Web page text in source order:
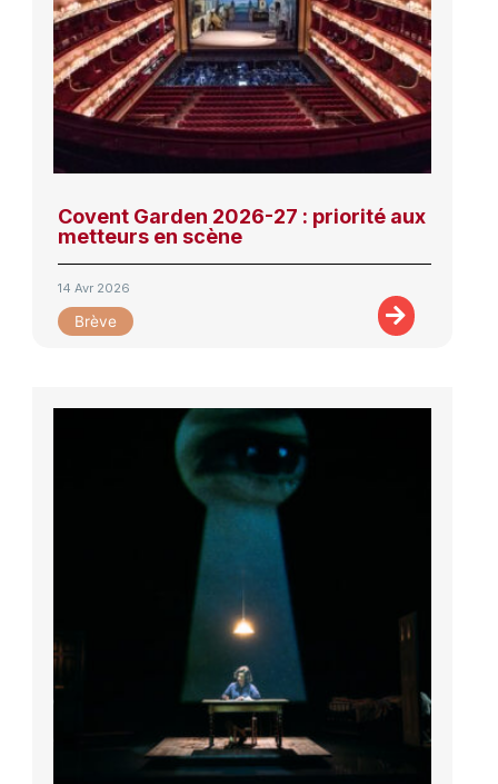
Covent Garden 2026-27 : priorité aux
metteurs en scène
14 Avr 2026
Brève